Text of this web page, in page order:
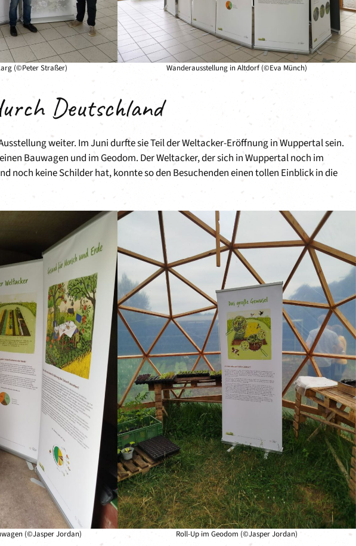
(©Peter Straßer) Wanderausstellung in Altdorf (©Eva Münch)
Deutschland
weiter. Im Juni durfte sie Teil der Weltacker-Eröffnung in Wuppertal sein.
Bauwagen und im Geodom. Der Weltacker, der sich in Wuppertal noch im
noch keine Schilder hat, konnte so den Besuchenden einen tollen Einblick in die
(©Jasper Jordan) Roll-Up im Geodom (©Jasper Jordan)